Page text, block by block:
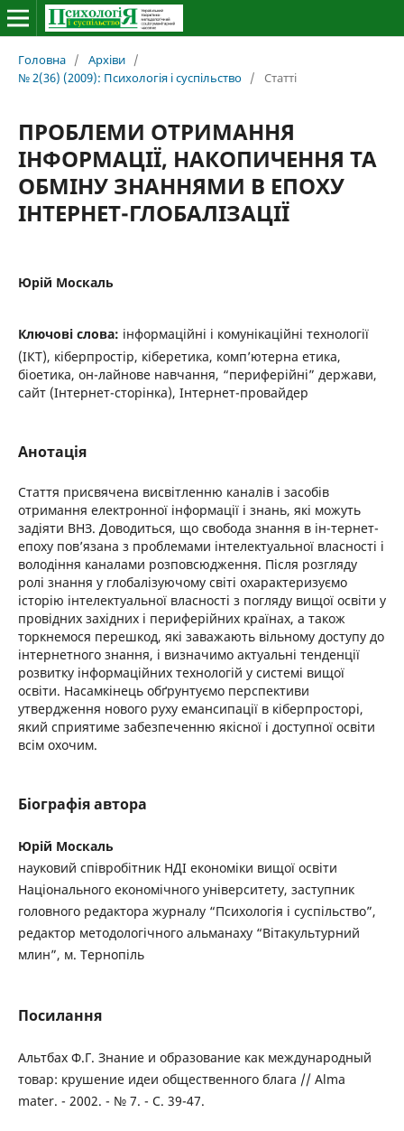
Головна / Архіви /
№ 2(36) (2009): Психологія і суспільство / Статті
ПРОБЛЕМИ ОТРИМАННЯ
ІНФОРМАЦІЇ, НАКОПИЧЕННЯ ТА
ОБМІНУ ЗНАННЯМИ В ЕПОХУ
ІНТЕРНЕТ-ГЛОБАЛІЗАЦІЇ
Юрій Москаль
Ключові слова: інформаційні і комунікаційні технології
(ІКТ), кіберпростір, кіберетика, комп’ютерна етика,
біоетика, он-лайнове навчання, “периферійні” держави,
сайт (Інтернет-сторінка), Інтернет-провайдер
Анотація
Стаття присвячена висвітленню каналів і засобів
отримання електронної інформації і знань, які можуть
задіяти ВНЗ. Доводиться, що свобода знання в ін-тернет-
епоху пов’язана з проблемами інтелектуальної власності і
володіння каналами розповсюдження. Після розгляду
ролі знання у глобалізуючому світі охарактеризуємо
історію інтелектуальної власності з погляду вищої освіти у
провідних західних і периферійних країнах, а також
торкнемося перешкод, які заважають вільному доступу до
інтернетного знання, і визначимо актуальні тенденції
розвитку інформаційних технологій у системі вищої
освіти. Насамкінець обґрунтуємо перспективи
утвердження нового руху емансипації в кіберпросторі,
який сприятиме забезпеченню якісної і доступної освіти
всім охочим.
Біографія автора
Юрій Москаль
науковий співробітник НДІ економіки вищої освіти
Національного економічного університету, заступник
головного редактора журналу “Психологія і суспільство”,
редактор методологічного альманаху “Вітакультурний
млин”, м. Тернопіль
Посилання
Альтбах Ф.Г. Знание и образование как международный
товар: крушение идеи общественного блага // Alma
mater. - 2002. - № 7. - С. 39-47.